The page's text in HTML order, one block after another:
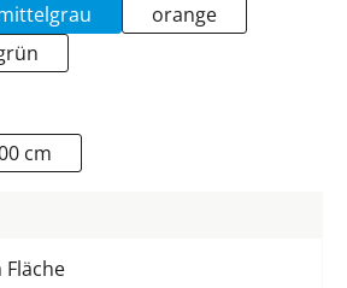
orange
cm
Fläche